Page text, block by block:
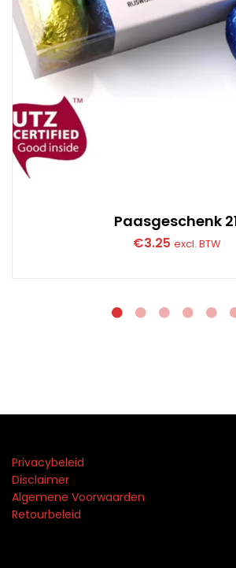
Paasgeschenk
€3.25 excl. BTW
Privacybeleid
Disclaimer
Algemene Voorwaarden
Retourbeleid